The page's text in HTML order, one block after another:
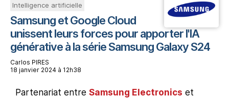
Intelligence artificielle
Samsung et Google Cloud
unissent leurs forces pour apporter l'IA
générative à la série Samsung Galaxy S24
Carlos PIRES
18 janvier 2024 à 12h38
Partenariat entre Samsung Electronics et